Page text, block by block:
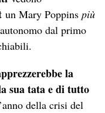
un Mary Poppinspiù
dal primo
la
sua tata e di tutto
della crisi del